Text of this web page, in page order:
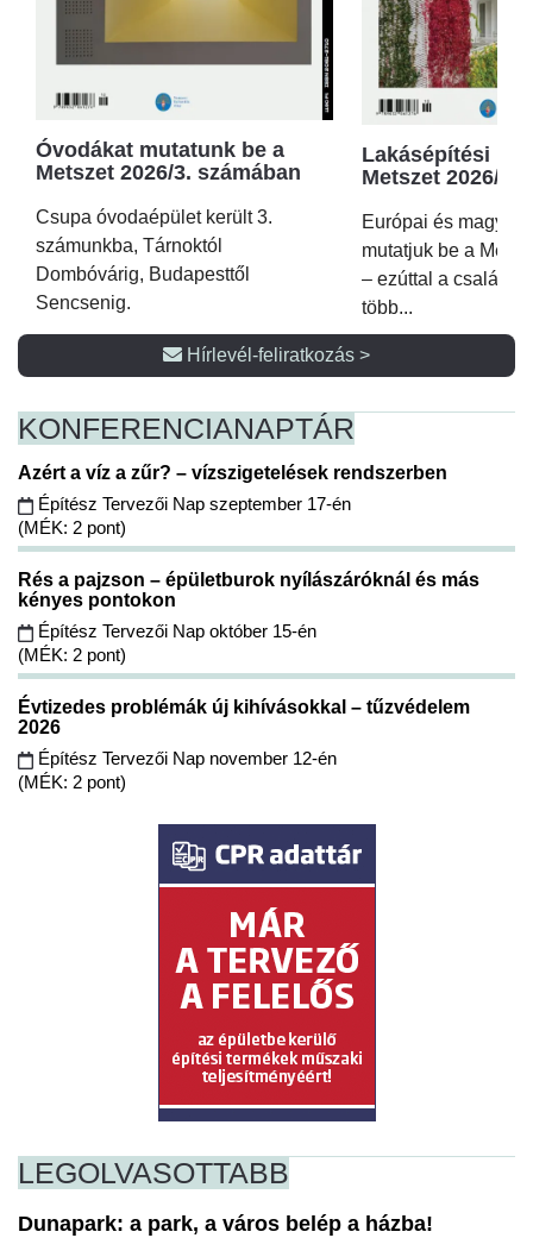
Óvodákat mutatunk be a
Metszet 2026/3. számában
Csupa óvodaépület került 3.
számunkba, Tárnoktól
Dombóvárig, Budapesttől
Sencsenig.
Lakásépítési
Metszet 2026/2.
Európai és magyar
mutatjuk be a
– ezúttal a családi
több...
Hírlevél-feliratkozás >
KONFERENCIANAPTÁR
Azért a víz a zűr? – vízszigetelések rendszerben
Építész Tervezői Nap szeptember 17-én
(MÉK: 2 pont)
Rés a pajzson – épületburok nyílászáróknál és más
kényes pontokon
Építész Tervezői Nap október 15-én
(MÉK: 2 pont)
Évtizedes problémák új kihívásokkal – tűzvédelem
2026
Építész Tervezői Nap november 12-én
(MÉK: 2 pont)
LEGOLVASOTTABB
Dunapark: a park, a város belép a házba!